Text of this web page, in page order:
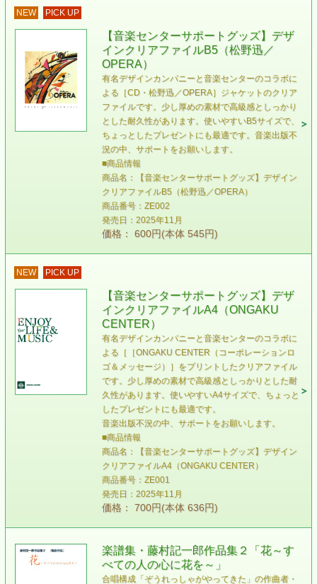
NEW PICK UP
【音楽センターサポートグッズ】デザ
インクリアファイルB5（松野迅／
OPERA）
有名デザインカンパニーと音楽センターのコラボに
よる［CD・松野迅／OPERA］ジャケットのクリア
ファイルです。少し厚めの素材で高級感としっかり
とした耐久性があります。使いやすいB5サイズで、
ちょっとしたプレゼントにも最適です。音楽出版不
況の中、サポートをお願いします。
■商品情報
商品名：【音楽センターサポートグッズ】デザイン
クリアファイルB5（松野迅／OPERA）
商品番号：ZE002
発売日：2025年11月
価格： 600円(本体 545円)
NEW PICK UP
【音楽センターサポートグッズ】デザ
インクリアファイルA4（ONGAKU
CENTER）
有名デザインカンパニーと音楽センターのコラボに
よる［［ONGAKU CENTER（コーポレーションロ
ゴ＆メッセージ）］をプリントしたクリアファイル
です。少し厚めの素材で高級感としっかりとした耐
久性があります。使いやすいA4サイズで、ちょっと
したプレゼントにも最適です。
音楽出版不況の中、サポートをお願いします。
■商品情報
商品名：【音楽センターサポートグッズ】デザイン
クリアファイルA4（ONGAKU CENTER）
商品番号：ZE001
発売日：2025年11月
価格： 700円(本体 636円)
楽譜集・藤村記一郎作品集２「花～す
べての人の心に花を～」
合唱構成「ぞうれっしゃがやってきた」の作曲者・